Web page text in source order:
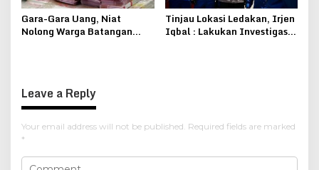
Gara-Gara Uang, Niat
Nolong Warga Batangan
Tinjau Lokasi Ledakan, Irjen
Iqbal : Lakukan Investigasi,
Leave a Reply
Your email address will not be published. Required fields are marked
*